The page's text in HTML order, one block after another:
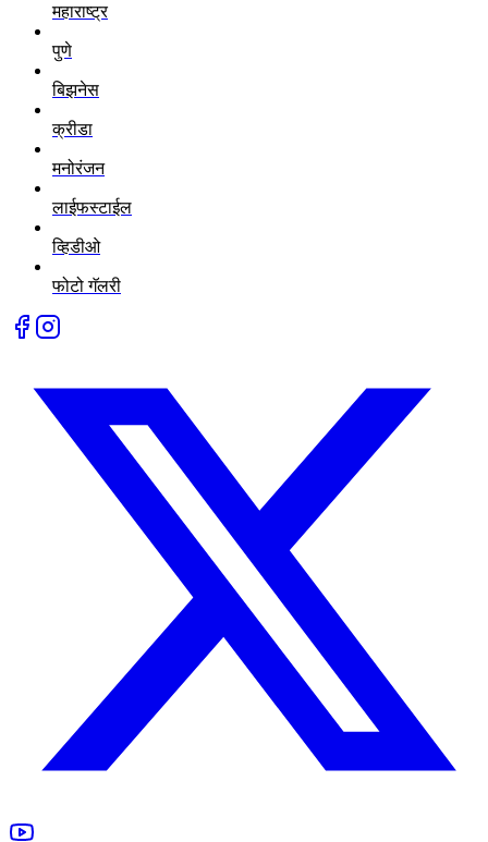
महाराष्ट्र
पुणे
बिझनेस
क्रीडा
मनोरंजन
लाईफस्टाईल
व्हिडीओ
फोटो गॅलरी